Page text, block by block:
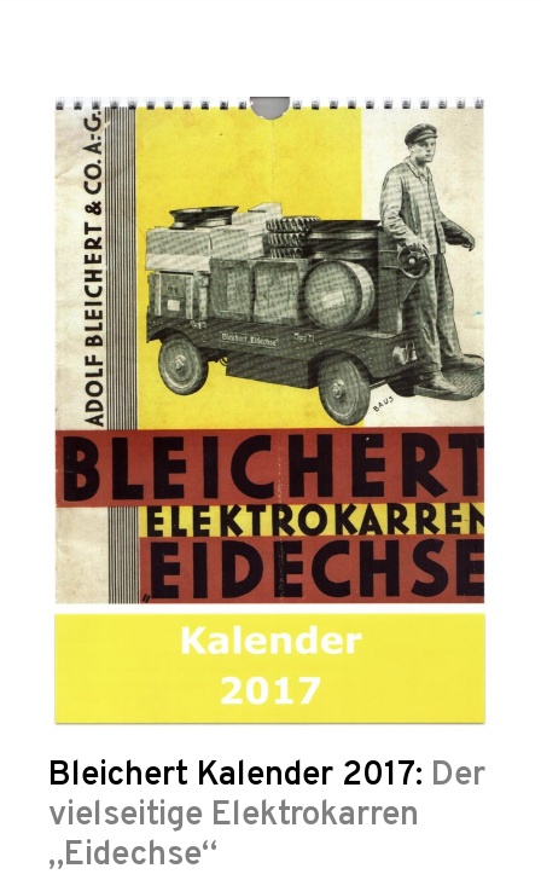
Bleichert Kalender 2017: Der
vielseitige Elektrokarren
„Eidechse“